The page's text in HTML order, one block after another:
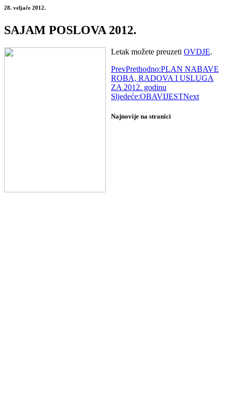
28. veljače 2012.
SAJAM POSLOVA 2012.
Letak možete preuzeti OVDJE.
PrevPrethodno:PLAN NABAVE
ROBA, RADOVA I USLUGA
ZA 2012. godinu
Sljedeće:OBAVIJESTNext
Najnovije na stranici